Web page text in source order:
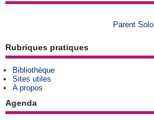
Parent Solo
Rubriques pratiques
Bibliothèque
Sites utiles
A propos
Agenda